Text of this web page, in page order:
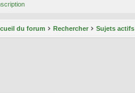
du forum Rechercher Sujets actifs